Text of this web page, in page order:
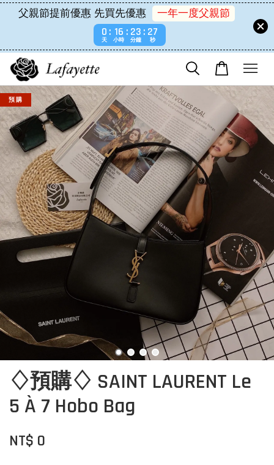
父親節提前優惠 先買先優惠
一年一度父親節
0
天
16
小時
23
分鐘
26
秒
預 購
♢預購♢ SAINT LAURENT Le
5 À 7 Hobo Bag
NT$ 0